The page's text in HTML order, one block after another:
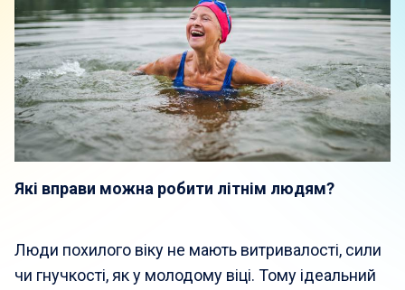
Які вправи можна робити літнім людям?
Люди похилого віку не мають витривалості, сили
чи гнучкості, як у молодому віці. Тому ідеальний